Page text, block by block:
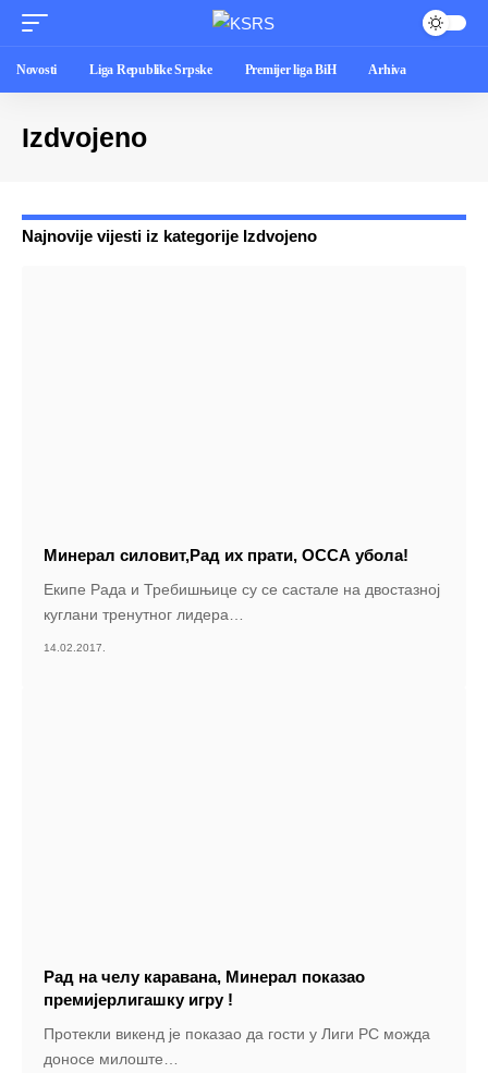
Novosti Liga Republike Srpske Premijer liga BiH Arhiva
Izdvojeno
Najnovije vijesti iz kategorije Izdvojeno
Минерал силовит,Рад их прати, ОССА убола!
Екипе Рада и Требишњице су се састале на двостазној
куглани тренутног лидера
14.02.2017.
Рад на челу каравана, Минерал показао
премијерлигашку игру !
Протекли викенд је показао да гости у Лиги РС можда
доносе милоште